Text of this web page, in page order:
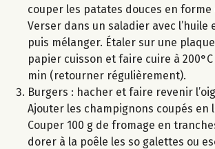
couper les patates douces en
Verser dans un saladier avec l’huile
puis mélanger. Étaler sur une
papier cuisson et faire cuire à
min (retourner régulièrement).
Burgers : hacher et faire revenir
Ajouter les champignons coupés en
Couper 100 g de fromage en
dorer à la poêle les so galettes ou